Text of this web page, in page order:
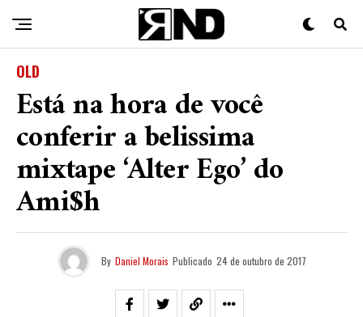
OLD
Está na hora de você
conferir a belissima
mixtape ‘Alter Ego’ do
Ami$h
By Daniel Morais Publicado 24 de outubro de 2017